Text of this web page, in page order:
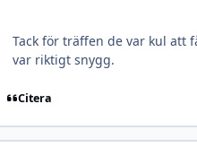
Tack för träffen de var kul att
var riktigt snygg.
Citera